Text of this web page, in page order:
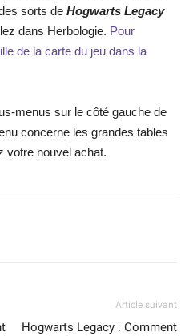
sorts de Hogwarts Legacy
dans Herbologie. Pour
de la carte du jeu dans la
menus sur le côté gauche de
concerne les grandes tables
votre nouvel achat.
Article suivant
Hogwarts Legacy : Comment